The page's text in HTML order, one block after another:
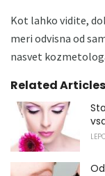
Kot lahko vidite,
meri odvisna od
nasvet
Related